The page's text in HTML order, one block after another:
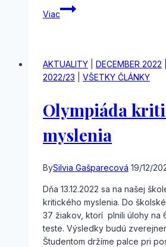
Viac
Majstrovstvá
Slovenska
AKTUALITY
DECEMBER 2022
2022/23
VŠETKY ČLÁNKY
Olympiáda
myslenia
BySilvia Gašparecová 19/12/
Dňa 13.12.2022 sa na našej
kritického myslenia. Do
37 žiakov, ktorí plnili úlohy na
teste. Výsledky budú
Študentom držíme palce pri